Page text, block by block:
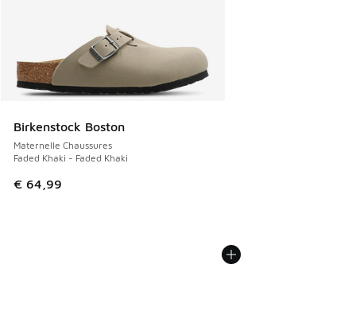
Birkenstock Boston
Maternelle Chaussures
Faded Khaki - Faded Khaki
€ 64,99